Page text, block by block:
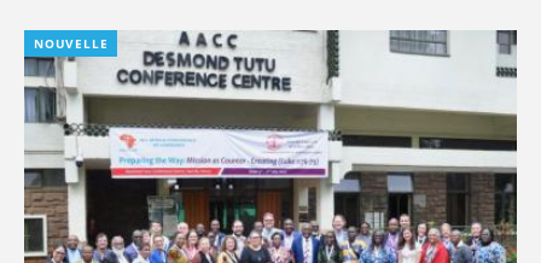
NOUVELLE